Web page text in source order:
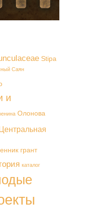
Stipa
Саян
и
Олонова
Центральная
грант
каталог